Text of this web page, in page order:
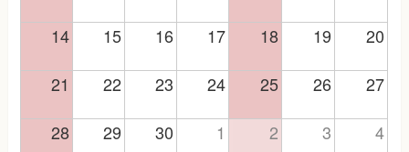
14 15 16 17 18 19 20
21 22 23 24 25 26 27
28 29 30 1 2 3 4